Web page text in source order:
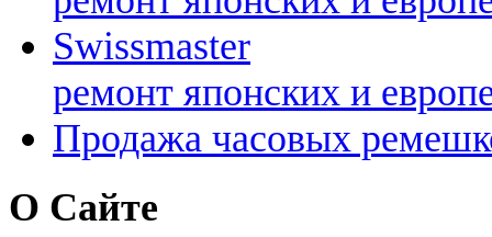
Swissmaster
ремонт японских и
Продажа часовых
О Сайте